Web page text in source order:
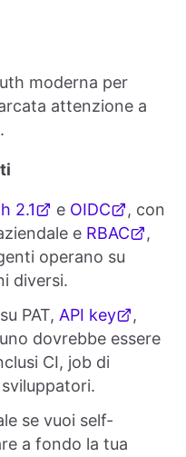
moderna per
attenzione a
2.1 e OIDC
, con
e RBAC
,
operano su
diversi.
PAT, API key
,
dovrebbe essere
CI, job di
se vuoi self-
a fondo la tua